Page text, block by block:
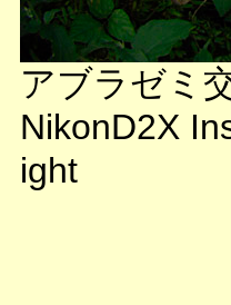
アブラゼミ
NikonD2X
ight